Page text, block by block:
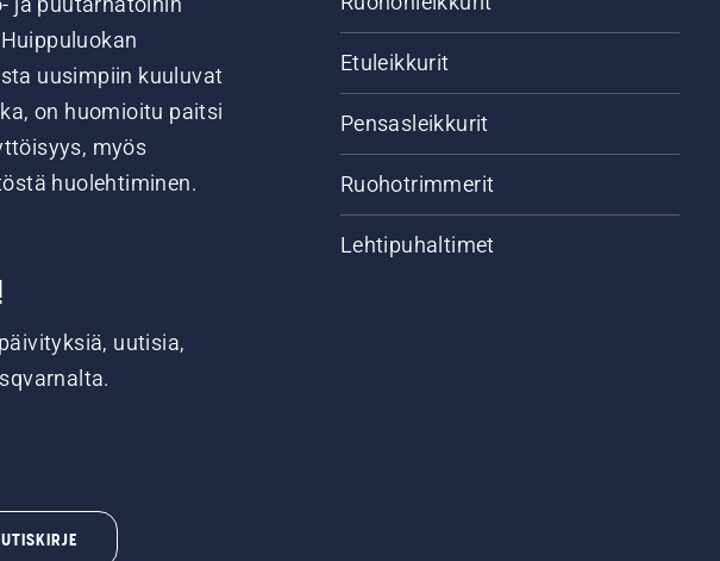
uusimpiin kuuluvat
on huomioitu paitsi
myös
huolehtiminen.
uutisia,
Etuleikkurit
Pensasleikkurit
Ruohotrimmerit
Lehtipuhaltimet